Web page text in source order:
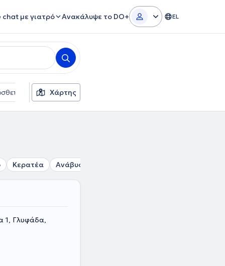
chat με γιατρό Ανακάλυψε το DO+ EL
φίλτρα Γλώσσες
Χάρτης
Κερατέα Ανάβυσσος
1, Γλυφάδα,